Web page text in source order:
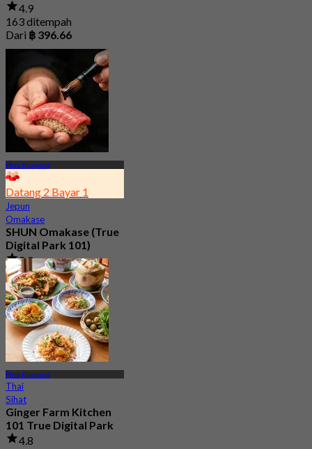
4.9
163 ditempah
Dari ฿ 396.66
Phra Khanong
Datang 2 Bayar 1
Jepun
Omakase
SHUN Omakase (True
Digital Park 101)
5.0
432 ditempah
Dari฿ 2,530
Phra Khanong
Thai
Sihat
Ginger Farm Kitchen
101 True Digital Park
4.8